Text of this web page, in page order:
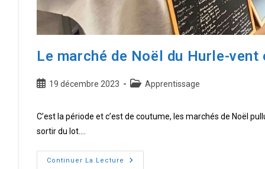
Le marché de Noël du Hurle-
Publication
19 décembre 2023
PostApprentissage
C’est la période et c’est de coutume, les marchés de Noël
sortir du lot.…
Continuer La Lecture